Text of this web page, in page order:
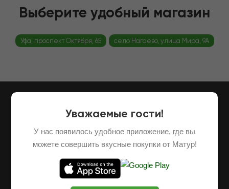
Выберите удобный магазин
Уфа, проспект Октября, 65 село Нагаево, улица Мира, 9А
ОПТОВЫЕ ПОСТАВКИ
НАШИ ФЕРМЕРЫ ВАКАНСИИ
КЛУБНАЯ ПРОГРАММА
Уважаемые гости!
У нас появилось удобное приложение, где вы
можете совершить вкусные покупки от Матур!